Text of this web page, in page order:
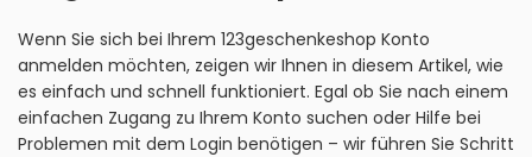
Wenn Sie sich bei Ihrem 123geschenkeshop Konto
anmelden möchten, zeigen wir Ihnen in diesem Artikel, wie
es einfach und schnell funktioniert. Egal ob Sie nach einem
einfachen Zugang zu Ihrem Konto suchen oder Hilfe bei
Problemen mit dem Login benötigen – wir führen Sie Schritt